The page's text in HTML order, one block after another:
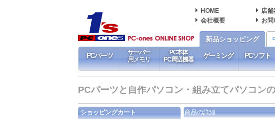
HOME 店舗
会社概要
お問
新品ショッピング
PCパーツ
サーバー
用メモリ
PC本体
PC周辺機器
ゲーミング PCソフト
PCパーツと自作パソコン・組み立てパソコン
商品の詳細
ショッピングカート